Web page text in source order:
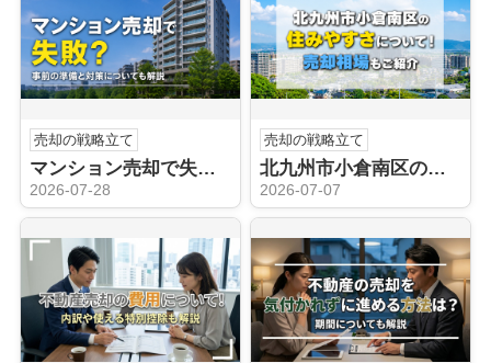
売却の戦略立て
マンション売却で失敗？事前の準備と対策についても解説
2026-07-28
売却の戦略立て
北九州市小倉南区の住みやすさについて！売却相場もご紹介
2026-07-07